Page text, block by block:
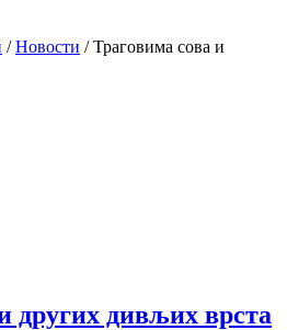
/ Новости / Траговима сова и
других дивљих врста